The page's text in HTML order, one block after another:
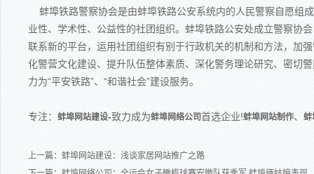
蚌埠铁路警察协会是由蚌埠铁路公安系统内的人民警察自愿组
业性、学术性、公益性的社团组织。蚌埠铁路公安处成立警察协
联系新的平台，运用社团组织有别于行政机关的机制和方法，加
化警营文化建设、提升队伍整体素质、深化警务理论研究、密切
力为“平安铁路”、“和谐社会”建设服务。
专注： 蚌埠网站建设-致力成为蚌埠网络公司首选企业!蚌埠网站制作、 蚌
上一篇： 蚌埠网站建设：浅谈家居网站推广之路